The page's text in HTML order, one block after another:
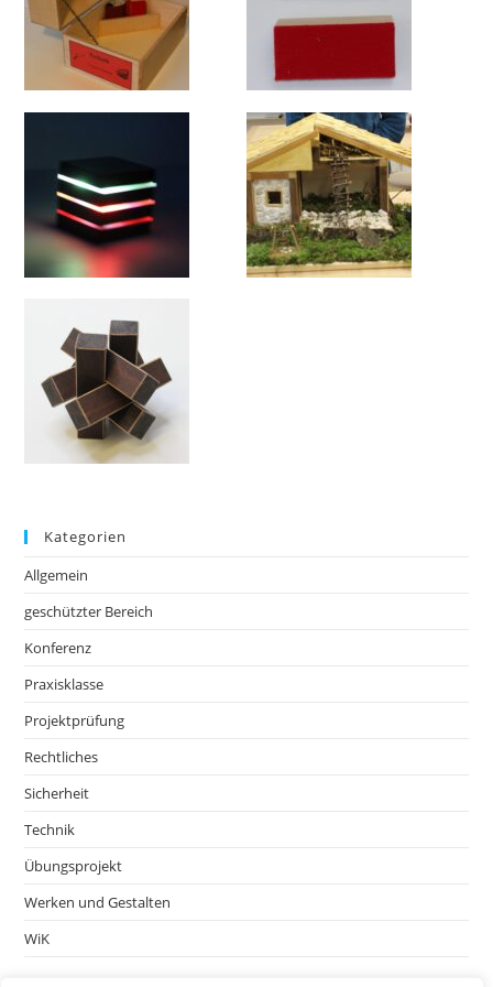
Kategorien
Allgemein
geschützter Bereich
Konferenz
Praxisklasse
Projektprüfung
Rechtliches
Sicherheit
Technik
Übungsprojekt
Werken und Gestalten
WiK